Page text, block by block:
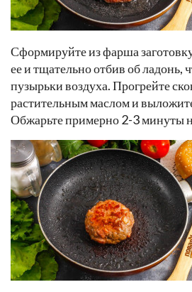
Сформируйте из фарша
ее и тщательно отбив об
пузырьки воздуха. Прогрейте
растительным маслом и
Обжарьте примерно 2-3 минуты